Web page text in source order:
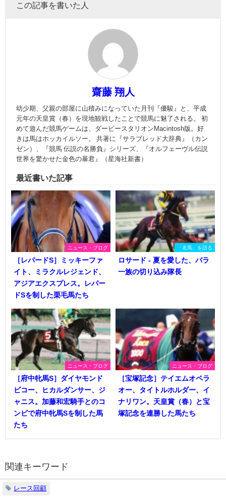
この記事を書いた人
齋藤 翔人
幼少期、父親の部屋に山積みになっていた月刊『優駿』と、平成
元年の天皇賞（春）を現地観戦したことで競馬に魅了される。 初
めて遊んだ競馬ゲームは、ダービースタリオンMacintosh版。好
きは馬はホッカイルソー。 共著に『サラブレッド大辞典』（カン
ゼン）、『競馬 伝説の名勝負』シリーズ、『オルフェーヴル伝説
世界を驚かせた金色の暴君』（星海社新書）
最近書いた記事
ニュース・ブログ
［レパードS］ミッキーファ
イト、ミラクルレジェンド、
アジアエクスプレス。レパー
ドSを制した栗毛馬たち
「名馬」を語る
ロサード - 夏を愛した、バラ
一族の切り込み隊長
ニュース・ブログ
［府中牝馬S］ダイヤモンド
ビコー、ヒカルダンサー、ジ
ャニス。加藤和宏騎手とのコ
ンビで府中牝馬Sを制した馬
たち
ニュース・ブログ
［宝塚記念］テイエムオペラ
オー、タイトルホルダー、イ
ナリワン。天皇賞（春）と宝
塚記念を連勝した馬たち
関連キーワード
レース回顧